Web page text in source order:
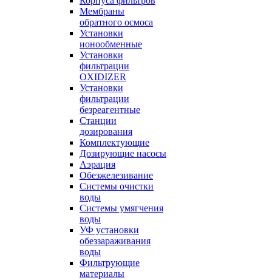
Мембраны
обратного осмоса
Установки
ионообменные
Установки
фильтрации
OXIDIZER
Установки
фильтрации
безреагентные
Станции
дозирования
Комплектующие
Дозирующие насосы
Аэрация
Обезжелезивание
Системы очистки
воды
Системы умягчения
воды
УФ установки
обеззараживания
воды
Фильтрующие
материалы